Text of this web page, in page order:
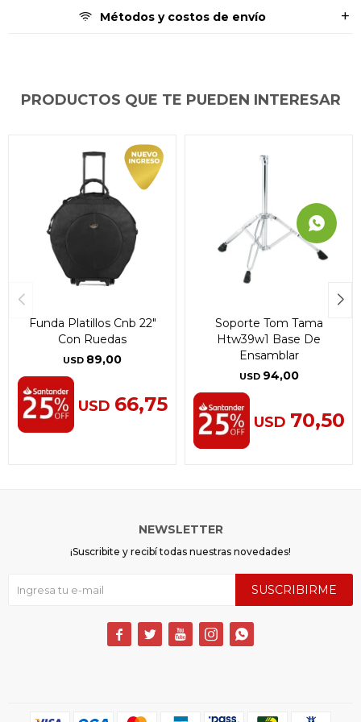
Métodos y costos de envío
PRODUCTOS QUE TE PUEDEN INTERESAR
Funda Platillos Cnb 22"
Con Ruedas
USD 89,00
USD 66,75
Soporte Tom Tama
Htw39w1 Base De
Ensamblar
USD 94,00
USD 70,50
NEWSLETTER
¡Suscribite y recibí todas nuestras novedades!
SUSCRIBIRME
    